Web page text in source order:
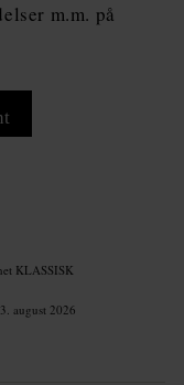
m.m. på